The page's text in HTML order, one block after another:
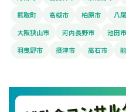
熊取町
高槻市 柏原市 八
大阪狭山市
河内長野市 池田市
羽曳野市
摂津市 高石市